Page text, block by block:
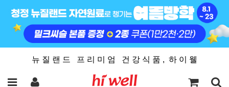
뉴 질 랜 드 프 리 미 엄 건 강 식 품 , 하 이 웰